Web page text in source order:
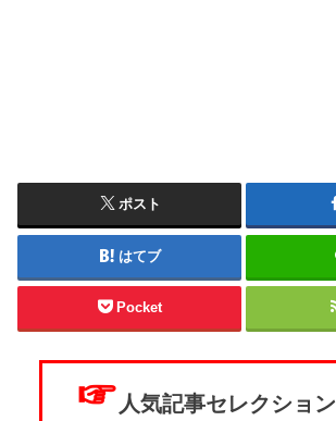
ポスト
はてブ
Pocket
☞ 人気記事セレクション